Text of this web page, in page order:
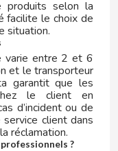
produits selon la
facilite le choix de
situation.
varie entre 2 et 6
et le transporteur
garantit que les
le client en
d’incident ou de
client dans
réclamation.
?